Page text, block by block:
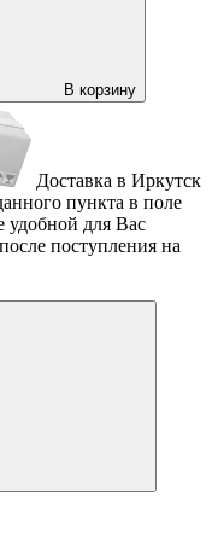
В корзину
Доставка в Иркутск
пункта в поле
для Вас
поступления на